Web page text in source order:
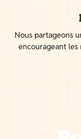
Nous partageons
encourageant les